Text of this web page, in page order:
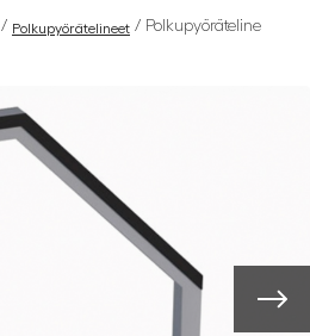
/ Polkupyörätelineet / Polkupyöräteline